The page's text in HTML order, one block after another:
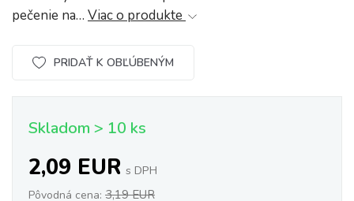
pečenie na… Viac o produkte
PRIDAŤ K OBĽÚBENÝM
Skladom > 10 ks
2,09 EUR s DPH
Pôvodná cena: 3,19 EUR